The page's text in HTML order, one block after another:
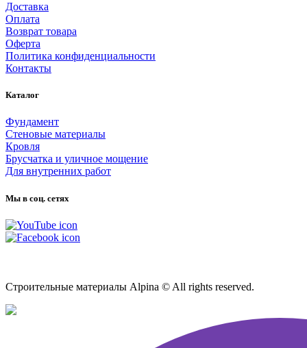
Доставка
Оплата
Возврат товара
Оферта
Политика конфиденциальности
Контакты
Каталог
Фундамент
Стеновые материалы
Кровля
Брусчатка и уличное мощение
Для внутренних работ
Мы в соц. сетях
Строительные материалы Alpina © All rights reserved.